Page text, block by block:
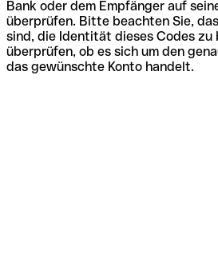
Bank oder dem Empfänger auf
überprüfen. Bitte beachten Sie,
sind, die Identität dieses Codes
überprüfen, ob es sich um den
das gewünschte Konto handelt.